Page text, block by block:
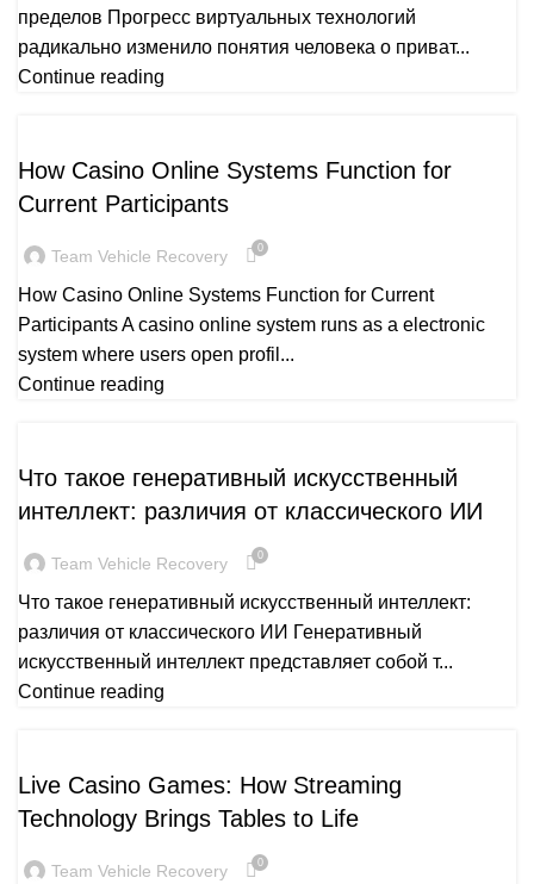
пределов Прогресс виртуальных технологий
радикально изменило понятия человека о приват...
Continue reading
How Casino Online Systems Function for
Current Participants
Team Vehicle Recovery 0
How Casino Online Systems Function for Current
Participants A casino online system runs as a electronic
system where users open profil...
Continue reading
Что такое генеративный искусственный
интеллект: различия от классического ИИ
Team Vehicle Recovery 0
Что такое генеративный искусственный интеллект:
различия от классического ИИ Генеративный
искусственный интеллект представляет собой т...
Continue reading
Live Casino Games: How Streaming
Technology Brings Tables to Life
Team Vehicle Recovery 0